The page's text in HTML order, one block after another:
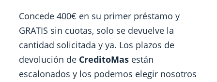
Concede 400€ en su primer préstamo y
GRATIS sin cuotas, solo se devuelve la
cantidad solicitada y ya. Los plazos de
devolución de CreditoMas están
escalonados y los podemos elegir nosotros